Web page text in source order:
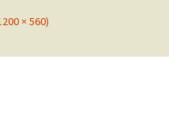
× 560)